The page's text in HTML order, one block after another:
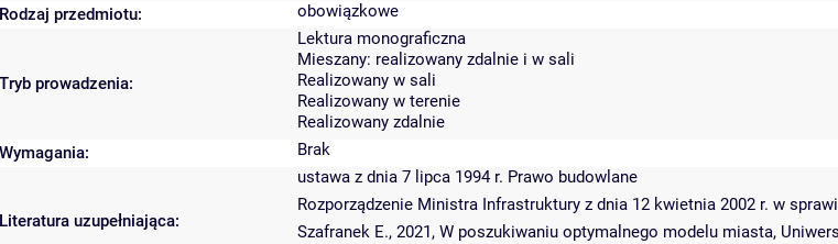
Rodzaj przedmiotu:
obowiązkowe
Tryb prowadzenia:
Lektura monograficzna
Mieszany: realizowany zdalnie i w sali
Realizowany w sali
Realizowany w terenie
Realizowany zdalnie
Wymagania:
Brak
Literatura uzupełniająca:
ustawa z dnia 7 lipca 1994 r. Prawo budowlane
Rozporządzenie Ministra Infrastruktury z dnia 12 kwietnia 2002 r. w
Szafranek E., 2021, W poszukiwaniu optymalnego modelu miasta,